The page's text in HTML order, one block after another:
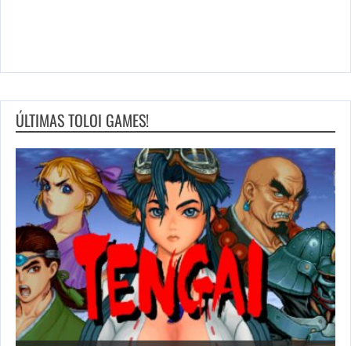
ÚLTIMAS TOLOI GAMES!